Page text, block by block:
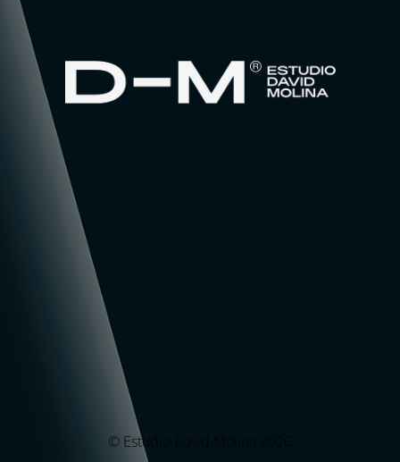
© Estudio David Molina 2026